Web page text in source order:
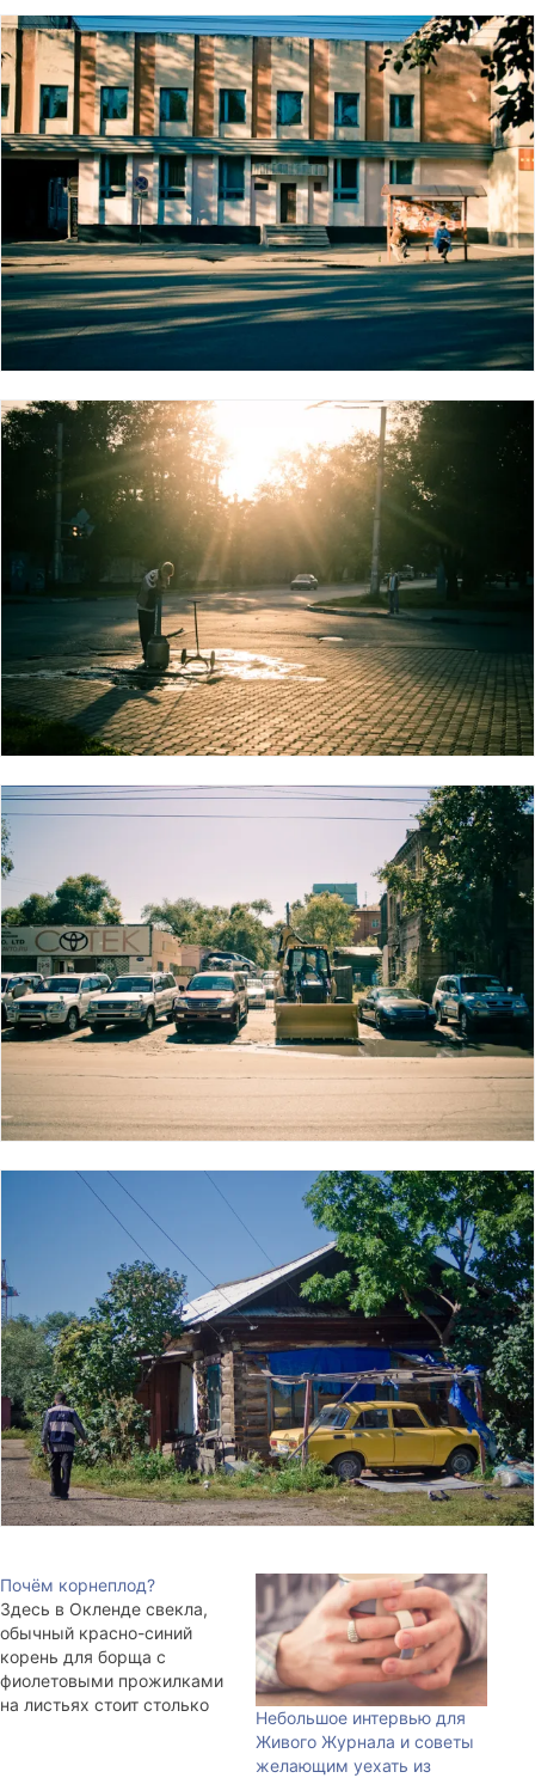
Почём корнеплод?
Здесь в Окленде свекла,
обычный красно-синий
корень для борща с
фиолетовыми прожилками
на листьях стоит столько
Небольшое интервью для
Живого Журнала и советы
желающим уехать из